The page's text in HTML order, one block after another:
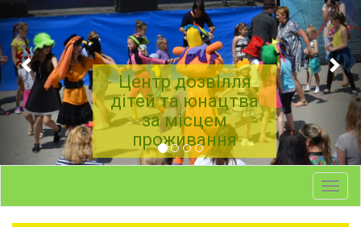
Центр дозвілля
дітей та юнацтва
за місцем
проживання